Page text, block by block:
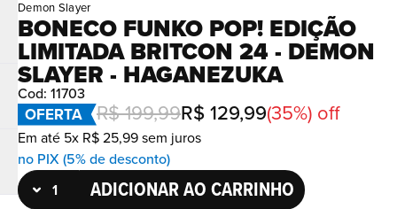
Demon Slayer
BONECO FUNKO POP! EDIÇÃO
LIMITADA BRITCON 24 - DEMON
SLAYER - HAGANEZUKA
Cod: 11703
OFERTA R$ 199,99R$ 129,99(35%) off
Em até 5x R$ 25,99 sem juros
no PIX (5% de desconto)
ADICIONAR AO CARRINHO